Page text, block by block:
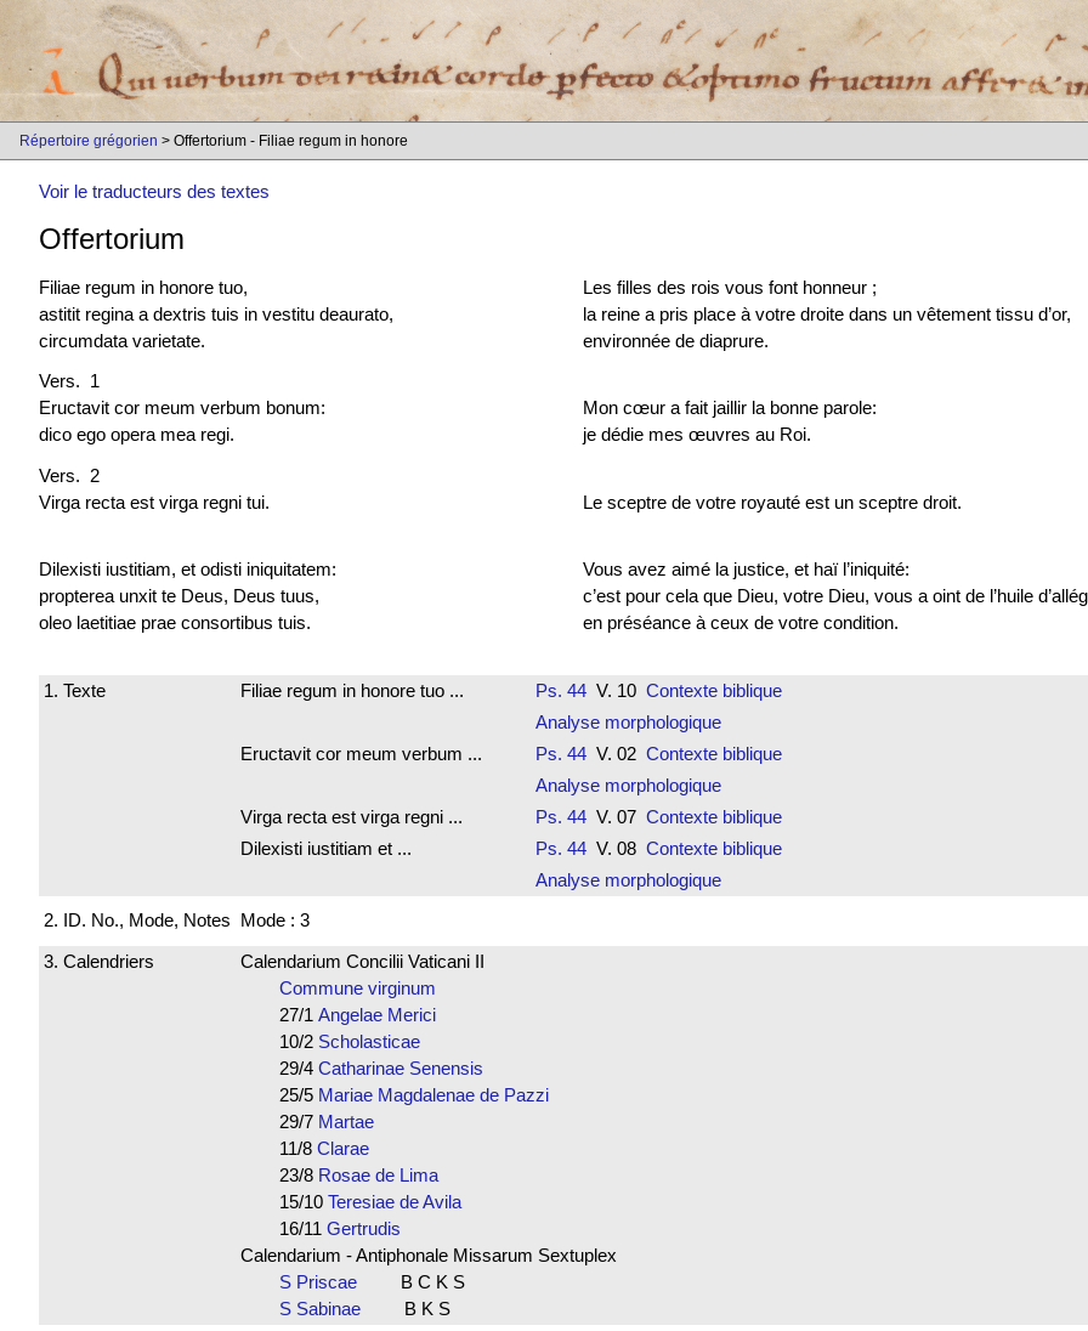
Répertoire grégorien > Offertorium - Filiae regum in honore
Voir le traducteurs des textes
Offertorium
Filiae regum in honore tuo,
astitit regina a dextris tuis in vestitu deaurato,
circumdata varietate.
Les filles des rois vous font honneur ;
la reine a pris place à votre droite dans un vêtement tissu d’or,
environnée de diaprure.
Vers. 1
Eructavit cor meum verbum bonum:
dico ego opera mea regi.
Mon cœur a fait jaillir la bonne parole:
je dédie mes œuvres au Roi.
Vers. 2
Virga recta est virga regni tui.
Le sceptre de votre royauté est un sceptre droit.
Dilexisti iustitiam, et odisti iniquitatem:
propterea unxit te Deus, Deus tuus,
oleo laetitiae prae consortibus tuis.
Vous avez aimé la justice, et haï l’iniquité:
c’est pour cela que Dieu, votre Dieu, vous a oint de l’huile
en préséance à ceux de votre condition.
1. Texte Filiae regum in honore tuo ... Ps. 44V. 10 Contexte biblique
Analyse morphologique
Eructavit cor meum verbum ...
Ps. 44V. 02 Contexte biblique
Analyse morphologique
Virga recta est virga regni ...
Ps. 44V. 07 Contexte biblique
Dilexisti iustitiam et ...
Ps. 44V. 08 Contexte biblique
Analyse morphologique
2. ID. No., Mode, Notes Mode : 3
3. Calendriers
Calendarium Concilii Vaticani II
Commune virginum
27/1 Angelae Merici
10/2 Scholasticae
29/4 Catharinae Senensis
25/5 Mariae Magdalenae de Pazzi
29/7 Martae
11/8 Clarae
23/8 Rosae de Lima
15/10 Teresiae de Avila
16/11 Gertrudis
Calendarium - Antiphonale Missarum Sextuplex
S Priscae
B C K S
S Sabinae
B K S